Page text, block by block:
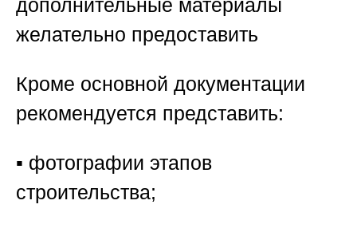
дополнительные материалы
желательно предоставить
Кроме основной документации
рекомендуется представить:
▪️ фотографии этапов
строительства;